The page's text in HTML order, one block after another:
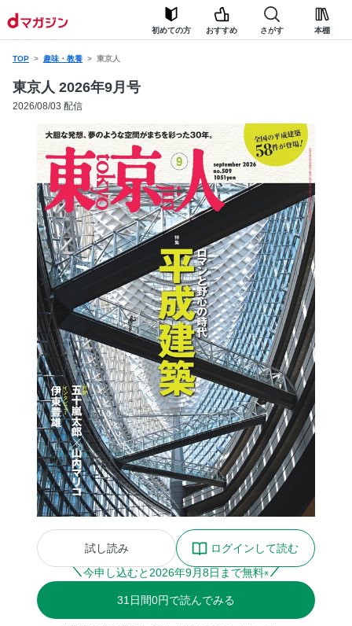
初めての方 おすすめ さがす 本棚
TOP 趣味・教養 東京人
東京人 2026年9月号
2026/08/03 配信
試し読み
ログインして読む
今申し込むと 2026年9月8日まで無料※
31 日間0円で読んでみる